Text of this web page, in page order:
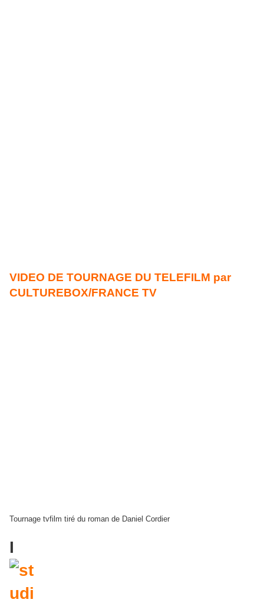
VIDEO DE TOURNAGE DU TELEFILM par
CULTUREBOX/FRANCE TV
Tournage tvfilm tiré du roman de Daniel Cordier
I